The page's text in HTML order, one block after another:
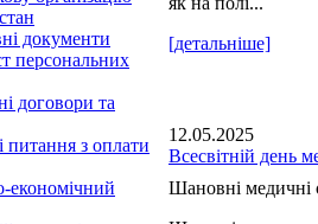
документи
персональних
договори та
питання з оплати
економічний
[детальніше]
12.05.2025
Всесвітній день
Шановні медичні